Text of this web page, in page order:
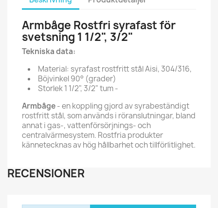
Armbåge Rostfri syrafast för
svetsning 1 1/2", 3/2"
Tekniska data:
Material: syrafast rostfritt stål Aisi, 304/316,
Böjvinkel 90° (grader)
Storlek 1 1/2", 3/2" tum -
Armbåge- en koppling gjord av syrabeständigt
rostfritt stål, som används i röranslutningar, bland
annat i gas-, vattenförsörjnings- och
centralvärmesystem. Rostfria produkter
kännetecknas av hög hållbarhet och tillförlitlighet.
RECENSIONER